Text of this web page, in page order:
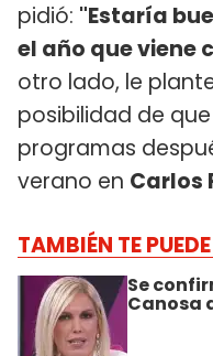
pidió: "Estaría
el año que viene
otro lado, le
posibilidad de
programas
verano en Carlos
TAMBIÉN TE
Se
Canosa